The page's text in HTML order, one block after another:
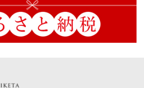
り入金確認、発送のメール→商品到着
三本松にあり、数年前に家じまいをす
毎年香川に帰省しておりました。 引田
し 白鳥のてぶくろ会館で手袋などを
夏休みにいくと、 いつもミシンに向か
していたなあと 思い出します。 私の